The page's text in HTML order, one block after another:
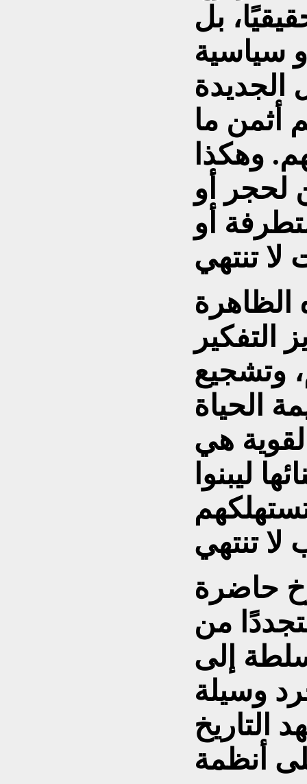
بل
سياسية
الجديدة
أثمن ما
وهكذا
لحجر أو
أو
الظاهرة
التفكير
وتشجيع
الحياة
هي
ليبنوا
حاضرة
من
إلى
وسيلة
التاريخ
أنظمة